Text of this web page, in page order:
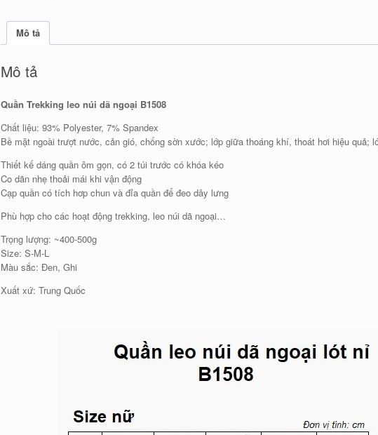
Mô tả
Mô tả
Quần Trekking leo núi dã ngoại B1508
Chất liệu: 93% Polyester, 7% Spandex
Bề mặt ngoài trượt nước, cản gió, chống sờn xước; lớp giữa thoáng khí, thoát hơi hiệu quả;
Thiết kế dáng quần ôm gọn, có 2 túi trước có khóa kéo
Co dãn nhẹ thoải mái khi vận động
Cạp quần có tích hơp chun và đỉa quần để đeo dây lưng
Phù hợp cho các hoạt động trekking, leo núi dã ngoại…
Trọng lượng: ~400-500g
Size: S-M-L
Màu sắc: Đen, Ghi
Xuất xứ: Trung Quốc